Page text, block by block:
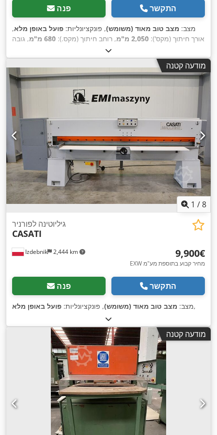
פנה התקשר
מצב: מצב טוב מאוד (משומש), פונקציונליות: פועל באופן מלא,
אורך חיתוך (מקס'): 2,050 מ"מ , רוחב חיתוך (מקס.): 680 מ"מ
, גובה
, משקל כולל:
מ"מ, רוחב כולל:1,700 מ"מ , גובה כולל:1,500 מ"מ ,
מודעה קטנה
1 /8
Izdebnik 2,444 km
גיליוטינה לפורניר
CASATI
‏9,900 ‏€
EXW מחיר קבוע בתוספת מע"מ
פנה התקשר
מצב: מצב טוב מאוד (משומש), פונקציונליות: פועל באופן מלא ,
מודעה קטנה